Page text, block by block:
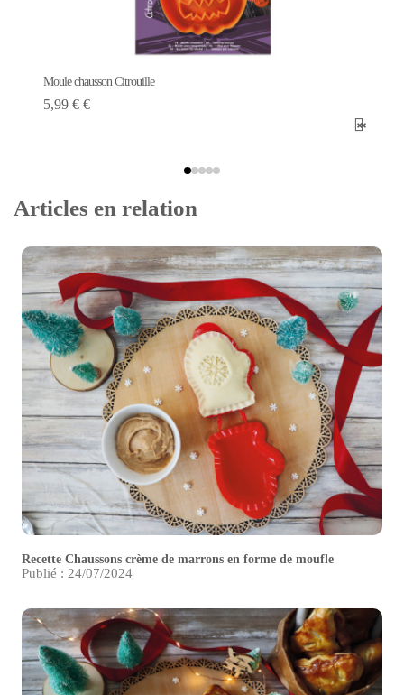
Moule chausson Citrouille
5,99 € €
Articles en relation
Recette Chaussons crème de marrons en forme de moufle
Publié : 24/07/2024